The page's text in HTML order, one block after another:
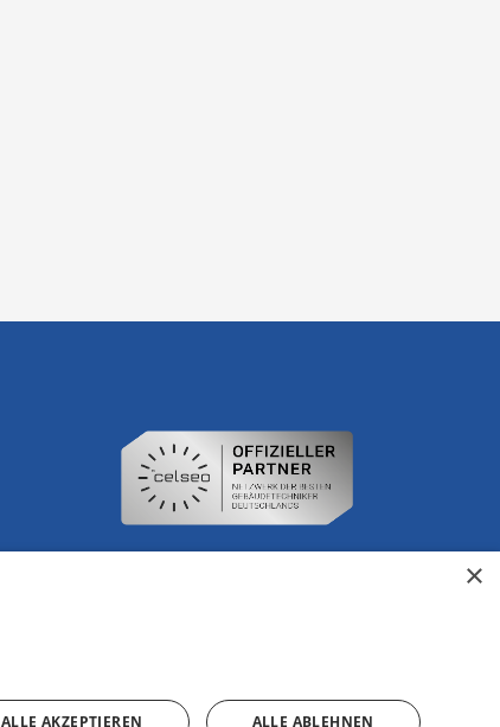
×
ALLE AKZEPTIEREN ALLE ABLEHNEN